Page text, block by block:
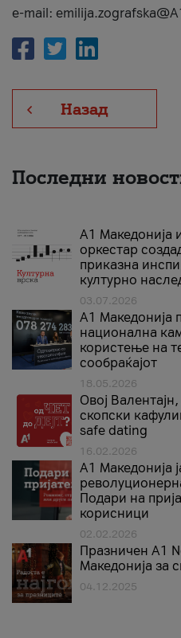
e-mail:
Назад
Последни
А1 Македонија
оркестар
приказна
културно
03.07.2026
A1 Македонија
национална
користење на
сообраќајот
18.05.2026
Овој
скопски
safe dating
16.02.2026
А1 Македонија
Подари на
корисници
02.02.2026
Празничен A1
Македонија за
04.12.2025